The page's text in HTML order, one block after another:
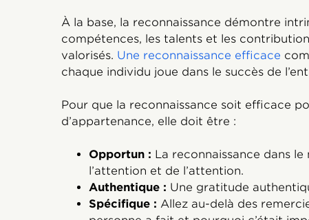
À la base, la reconnaissance démontre
compétences, les talents et les
valorisés. Une reconnaissance efficace
chaque individu joue dans le succès de
Pour que la reconnaissance soit efficace
d’appartenance, elle doit être :
Opportun : La reconnaissance dans
l’attention et de l’attention.
Authentique : Une gratitude
Spécifique : Allez au-delà des